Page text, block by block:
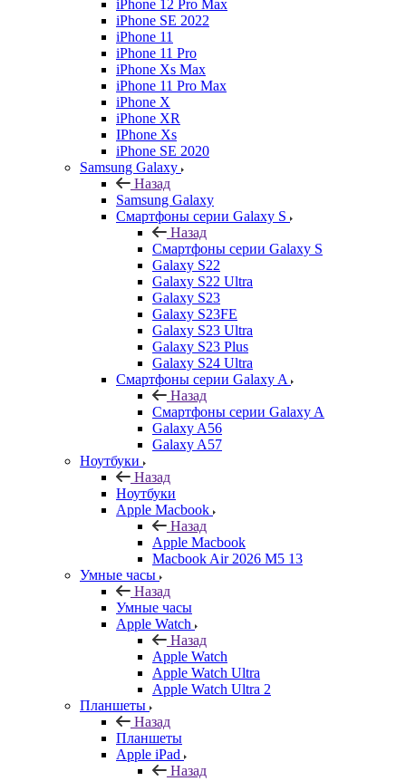
iPhone 12 Pro Max
iPhone SE 2022
iPhone 11
iPhone 11 Pro
iPhone Xs Max
iPhone 11 Pro Max
iPhone X
iPhone XR
IPhone Xs
iPhone SE 2020
Samsung Galaxy
Назад
Samsung Galaxy
Смартфоны серии Galaxy S
Назад
Смартфоны серии Galaxy S
Galaxy S22
Galaxy S22 Ultra
Galaxy S23
Galaxy S23FE
Galaxy S23 Ultra
Galaxy S23 Plus
Galaxy S24 Ultra
Смартфоны серии Galaxy A
Назад
Смартфоны серии Galaxy A
Galaxy A56
Galaxy A57
Ноутбуки
Назад
Ноутбуки
Apple Macbook
Назад
Apple Macbook
Macbook Air 2026 M5 13
Умные часы
Назад
Умные часы
Apple Watch
Назад
Apple Watch
Apple Watch Ultra
Apple Watch Ultra 2
Планшеты
Назад
Планшеты
Apple iPad
Назад